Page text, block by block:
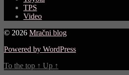
TPS
Video
© 2026 Mračni blog
Powered by WordPress
To the top ↑ Up ↑